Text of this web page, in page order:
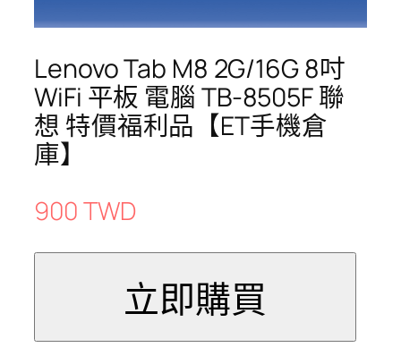
Lenovo Tab M8 2G/16G 8吋
WiFi 平板 電腦 TB-8505F 聯
想 特價福利品【ET手機倉
庫】
900 TWD